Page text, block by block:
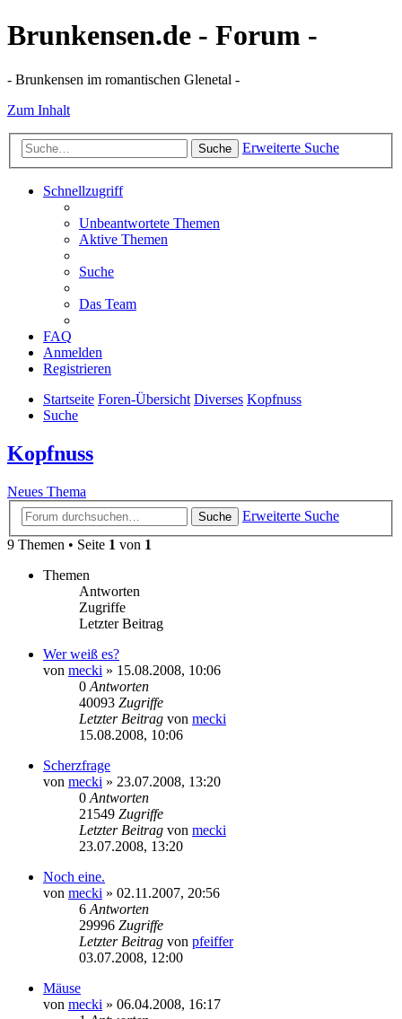
Brunkensen.de - Forum -
- Brunkensen im romantischen Glenetal -
Zum Inhalt
Suche Erweiterte Suche
Schnellzugriff
Unbeantwortete Themen
Aktive Themen
Suche
Das Team
FAQ
Anmelden
Registrieren
Startseite Foren-Übersicht Diverses Kopfnuss
Suche
Kopfnuss
Neues Thema
Suche
Erweiterte Suche
9 Themen • Seite 1 von 1
Themen
Antworten
Zugriffe
Letzter Beitrag
Wer weiß es?
von mecki » 15.08.2008, 10:06
0 Antworten
40093 Zugriffe
Letzter Beitrag von mecki
15.08.2008, 10:06
Scherzfrage
von mecki » 23.07.2008, 13:20
0 Antworten
21549 Zugriffe
Letzter Beitrag von mecki
23.07.2008, 13:20
Noch eine.
von mecki » 02.11.2007, 20:56
6 Antworten
29996 Zugriffe
Letzter Beitrag von pfeiffer
03.07.2008, 12:00
Mäuse
von mecki » 06.04.2008, 16:17